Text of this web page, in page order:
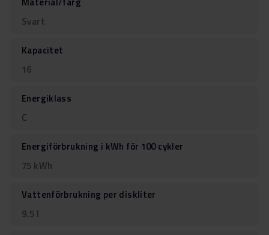
Svart
Kapacitet
16
Energiklass
C
Energiförbrukning i kWh för 100 cykler
75 kWh
Vattenförbrukning per diskliter
9.5 l